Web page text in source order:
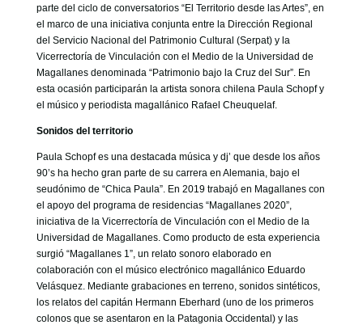
GOBIERNO CORPORATIVO
NUESTRO EQUIPO
parte del ciclo de conversatorios “El Territorio desde las Artes”, en
el marco de una iniciativa conjunta entre la Dirección Regional
del Servicio Nacional del Patrimonio Cultural (Serpat) y la
Vicerrectoría de Vinculación con el Medio de la Universidad de
Magallanes denominada “Patrimonio bajo la Cruz del Sur”. En
esta ocasión participarán la artista sonora chilena Paula Schopf y
el músico y periodista magallánico Rafael Cheuquelaf.
Sonidos del territorio
Paula Schopf es una destacada música y dj’ que desde los años
90’s ha hecho gran parte de su carrera en Alemania, bajo el
seudónimo de “Chica Paula”. En 2019 trabajó en Magallanes con
el apoyo del programa de residencias “Magallanes 2020”,
iniciativa de la Vicerrectoría de Vinculación con el Medio de la
Universidad de Magallanes. Como producto de esta experiencia
surgió “Magallanes 1”, un relato sonoro elaborado en
colaboración con el músico electrónico magallánico Eduardo
Velásquez. Mediante grabaciones en terreno, sonidos sintéticos,
los relatos del capitán Hermann Eberhard (uno de los primeros
colonos que se asentaron en la Patagonia Occidental) y las